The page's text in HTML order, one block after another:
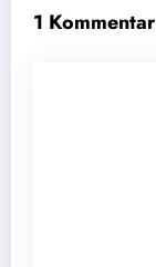
1 Kommentar